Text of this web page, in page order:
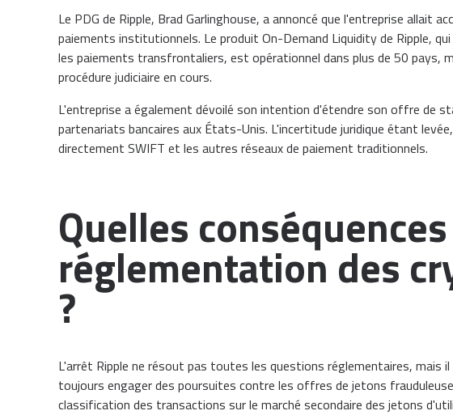
Le PDG de Ripple, Brad Garlinghouse, a annoncé que l'entreprise allait
paiements institutionnels. Le produit On-Demand Liquidity de Ripple,
les paiements transfrontaliers, est opérationnel dans plus de 50 pays,
procédure judiciaire en cours.
L'entreprise a également dévoilé son intention d'étendre son offre de
partenariats bancaires aux États-Unis. L'incertitude juridique étant
directement SWIFT et les autres réseaux de paiement traditionnels.
Quelles
réglementation des
?
L'arrêt Ripple ne résout pas toutes les questions réglementaires, mais
toujours engager des poursuites contre les offres de jetons
classification des transactions sur le marché secondaire des jetons